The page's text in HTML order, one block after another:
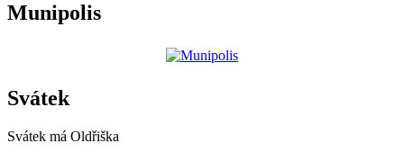
Munipolis
Svátek
Svátek má Oldřiška